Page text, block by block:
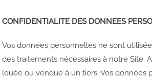
CONFIDENTIALITE DES DONNEES
Vos données personnelles ne sont
des traitements nécessaires à notre Site.
louée ou vendue à un tiers. Vos données